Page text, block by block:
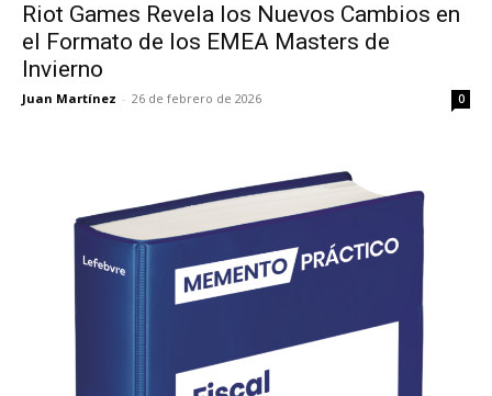
Riot Games Revela los Nuevos Cambios en
el Formato de los EMEA Masters de
Invierno
Juan Martínez - 26 de febrero de 2026 0